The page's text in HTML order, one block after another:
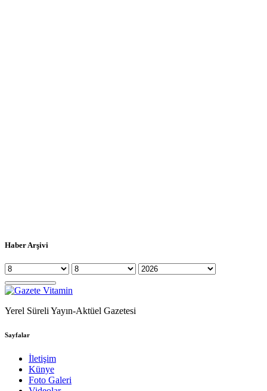
Haber Arşivi
Yerel Süreli Yayın-Aktüel Gazetesi
Sayfalar
İletişim
Künye
Foto Galeri